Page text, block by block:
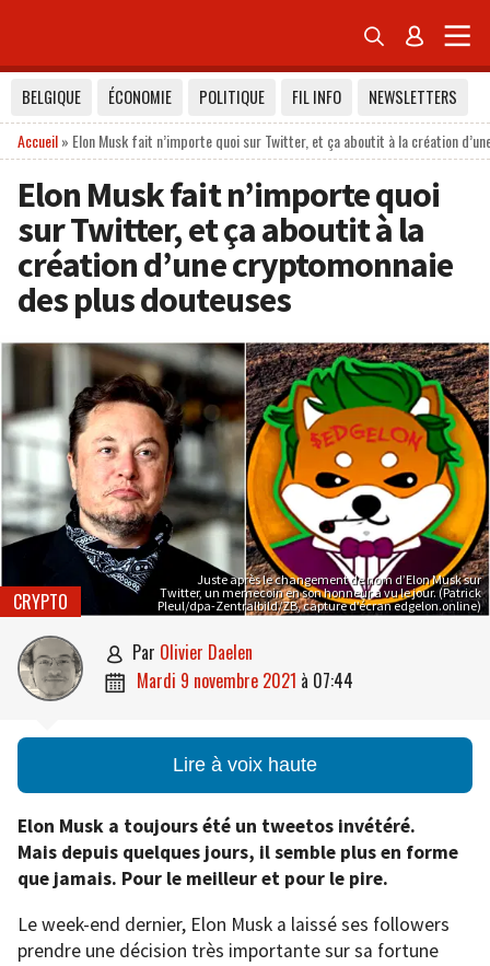
 
BELGIQUE ÉCONOMIE POLITIQUE FIL INFO
NEWSLETTERS
Accueil» Elon Musk fait n’importe quoi sur Twitter, et ça aboutit à la création
Elon Musk fait n’importe quoi
sur Twitter, et ça aboutit à la
création d’une cryptomonnaie
des plus douteuses
Juste après le changement de nom d’Elon Musk sur
Twitter, un memecoin en son honneur a vu le jour. (Patrick
Pleul/dpa-Zentralbild/ZB, capture d’écran edgelon.online)
CRYPTO
 par Olivier Daelen
 mardi 9 novembre 2021 à 07:44
Lire à voix haute
Elon Musk a toujours été un tweetos invétéré.
Mais depuis quelques jours, il semble plus en forme
que jamais. Pour le meilleur et pour le pire.
Le week-end dernier, Elon Musk a laissé ses followers
prendre une décision très importante sur sa fortune